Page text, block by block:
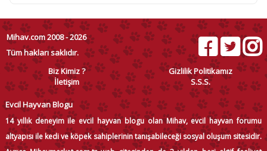
Mihav.com 2008 - 2026
Tüm hakları saklıdır.
Biz Kimiz ?
Gizlilik Politikamız
İletişim
S.S.S.
Evcil Hayvan Blogu
14 yıllık deneyim ile evcil hayvan blogu olan Mihav, evcil hayvan forumu
altyapısı ile kedi ve köpek sahiplerinin tanışabileceği sosyal oluşum sitesidir.